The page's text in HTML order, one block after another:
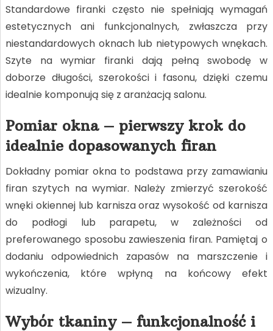
Standardowe firanki często nie spełniają wymagań
estetycznych ani funkcjonalnych, zwłaszcza przy
niestandardowych oknach lub nietypowych wnękach.
Szyte na wymiar firanki dają pełną swobodę w
doborze długości, szerokości i fasonu, dzięki czemu
idealnie komponują się z aranżacją salonu.
Pomiar okna – pierwszy krok do
idealnie dopasowanych firan
Dokładny pomiar okna to podstawa przy zamawianiu
firan szytych na wymiar. Należy zmierzyć szerokość
wnęki okiennej lub karnisza oraz wysokość od karnisza
do podłogi lub parapetu, w zależności od
preferowanego sposobu zawieszenia firan. Pamiętaj o
dodaniu odpowiednich zapasów na marszczenie i
wykończenia, które wpłyną na końcowy efekt
wizualny.
Wybór tkaniny – funkcjonalność i